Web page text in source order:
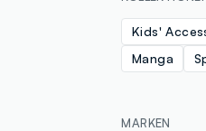
Kids'
Manga
MARKEN